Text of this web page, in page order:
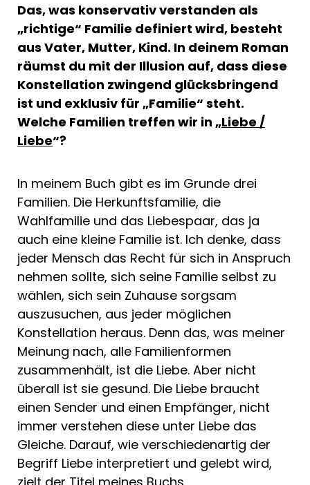
Das, was konservativ verstanden als
„richtige“ Familie definiert wird, besteht
aus Vater, Mutter, Kind. In deinem Roman
räumst du mit der Illusion auf, dass diese
Konstellation zwingend glücksbringend
ist und exklusiv für „Familie“ steht.
Welche Familien treffen wir in „Liebe /
Liebe“?
In meinem Buch gibt es im Grunde drei
Familien. Die Herkunftsfamilie, die
Wahlfamilie und das Liebespaar, das ja
auch eine kleine Familie ist. Ich denke, dass
jeder Mensch das Recht für sich in Anspruch
nehmen sollte, sich seine Familie selbst zu
wählen, sich sein Zuhause sorgsam
auszusuchen, aus jeder möglichen
Konstellation heraus. Denn das, was meiner
Meinung nach, alle Familienformen
zusammenhält, ist die Liebe. Aber nicht
überall ist sie gesund. Die Liebe braucht
einen Sender und einen Empfänger, nicht
immer verstehen diese unter Liebe das
Gleiche. Darauf, wie verschiedenartig der
Begriff Liebe interpretiert und gelebt wird,
zielt der Titel meines Buchs.